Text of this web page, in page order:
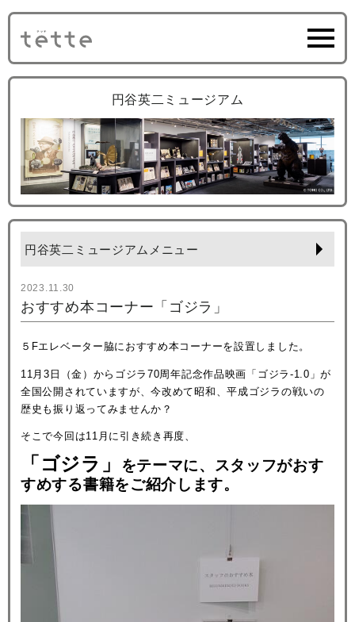
円谷英二ミュージアム
円谷英二ミュージアムメニュー
2023.11.30
おすすめ本コーナー「ゴジラ」
５Fエレベーター脇におすすめ本コーナーを設置しました。
11月3日（金）からゴジラ70周年記念作品映画「ゴジラ-1.0」が
全国公開されていますが、今改めて昭和、平成ゴジラの戦いの
歴史も振り返ってみませんか？
そこで今回は11月に引き続き再度、
「ゴジラ」
をテーマに、スタッフがおす
すめする書籍をご紹介します。